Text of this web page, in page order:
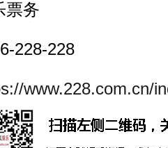
务
228-228
www.228.com.cn/